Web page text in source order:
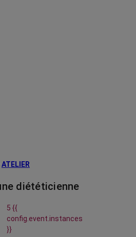
ATELIER
diététicienne
5 {{
config.event.instances
}}